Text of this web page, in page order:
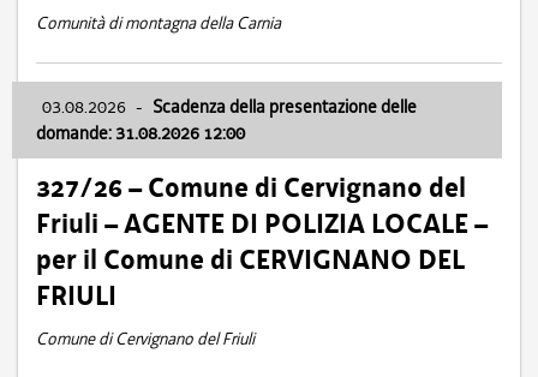
Comunità di montagna della Carnia
03.08.2026 - Scadenza della presentazione delle
domande: 31.08.2026 12:00
327/26 – Comune di Cervignano del
Friuli – AGENTE DI POLIZIA LOCALE –
per il Comune di CERVIGNANO DEL
FRIULI
Comune di Cervignano del Friuli